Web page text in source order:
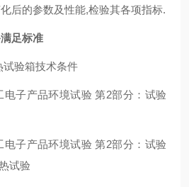
后的参数及性能,检验其各项指标.
满足标准
试验箱技术条件
电子产品环境试验 第2部分：试验
电子产品环境试验 第2部分：试验
试验